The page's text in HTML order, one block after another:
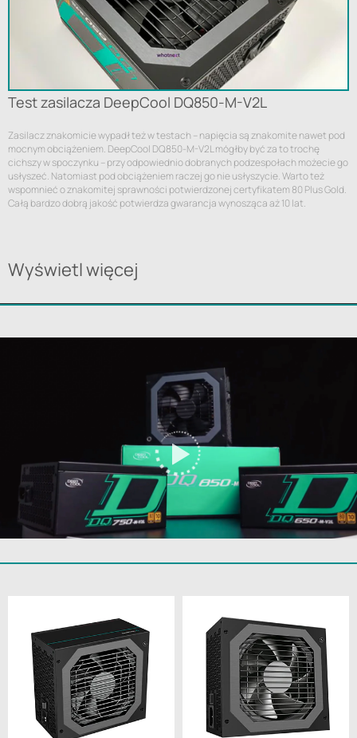
Test zasilacza DeepCool DQ850-M-V2L
Zasilacz znakomicie wypadł też w testach – napięcia są znakomite nawet pod
mocnym obciążeniem. DeepCool DQ850-M-V2L mógłby być za to trochę
cichszy w spoczynku – przy odpowiednio dobranych podzespołach możecie go
usłyszeć. Natomiast pod obciążeniem raczej go nie usłyszycie. Warto też
wspomnieć o znakomitej sprawności potwierdzonej certyfikatem 80 Plus Gold.
Całą bardzo dobrą jakość potwierdza gwarancja wynosząca aż 10 lat.
Wyświetl więcej